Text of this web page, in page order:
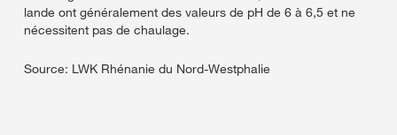
lande ont généralement des valeurs de pH de 6 à 6,5 et ne
nécessitent pas de chaulage.
Source: LWK Rhénanie du Nord-Westphalie